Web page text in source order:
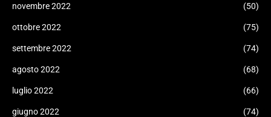
novembre 2022 (50)
ottobre 2022 (75)
settembre 2022 (74)
agosto 2022 (68)
luglio 2022 (66)
giugno 2022 (74)